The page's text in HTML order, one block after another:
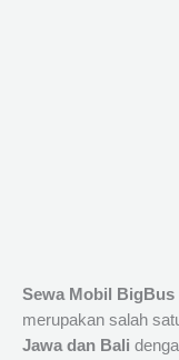
Sewa Mobil BigBus
merupakan salah
Jawa dan Bali